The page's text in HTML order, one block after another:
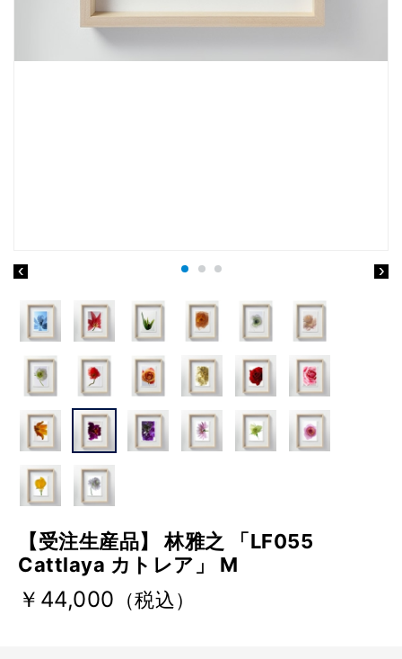
【受注生産品】 林雅之 「LF055
Cattlaya カトレア」 M
￥44,000 （税込）